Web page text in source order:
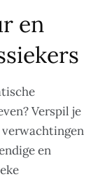
en
Verspil je
en